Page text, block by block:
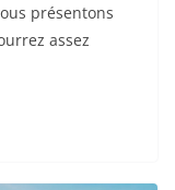
présentons
assez